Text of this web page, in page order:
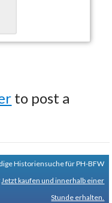
to post a
Historiensuche für PH-BFW
Jetzt kaufen und innerhalb einer
Stunde erhalten.